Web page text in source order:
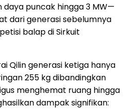
daya puncak hingga 3 MW—
dari generasi sebelumnya
balap di Sirkuit
Qilin generasi ketiga hanya
255 kg dibandingkan
menghemat ruang hingga
dampak signifikan: